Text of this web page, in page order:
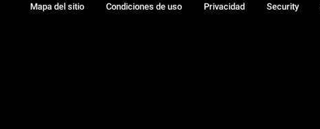
Mapa del sitio Condiciones de uso Privacidad Security